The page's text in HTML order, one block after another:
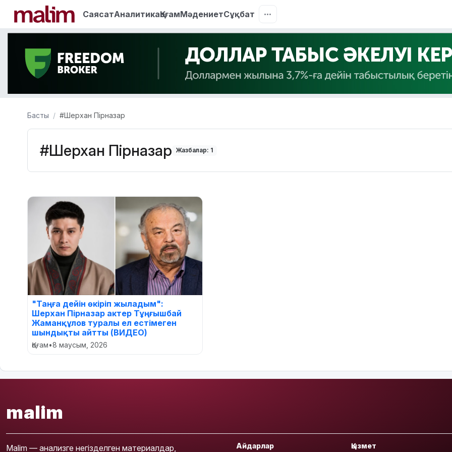
СаясатАналитикаҚоғамМәдениетСұқбат
Басты #Шерхан Пірназар
#Шерхан Пірназар Жазбалар: 1
"Таңға дейін өкіріп жыладым":
Шерхан Пірназар актер Тұңғышбай
Жаманқұлов туралы ел естімеген
шындықты айтты (ВИДЕО)
Қоғам•8 маусым, 2026
malim
Malim — анализге негізделген материалдар, Айдарлар Қызмет